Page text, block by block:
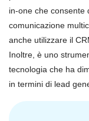
in-one che consente
comunicazione
anche utilizzare il
Inoltre, è uno
tecnologia che ha
in termini di lead